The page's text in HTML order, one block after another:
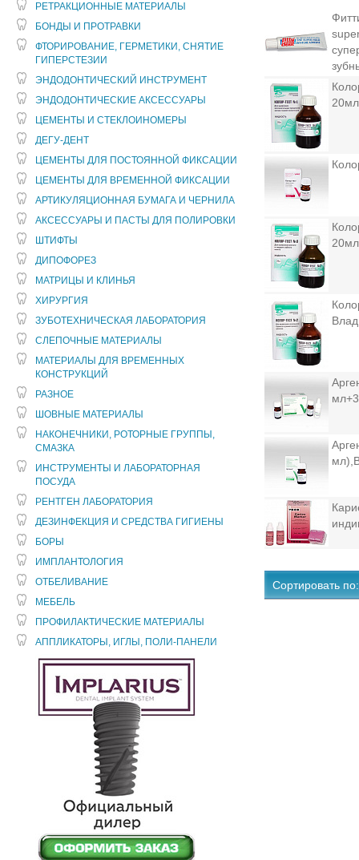
РЕТРАКЦИОННЫЕ МАТЕРИАЛЫ
БОНДЫ И ПРОТРАВКИ
ФТОРИРОВАНИЕ, ГЕРМЕТИКИ, СНЯТИЕ
ГИПЕРСТЕЗИИ
ЭНДОДОНТИЧЕСКИЙ ИНСТРУМЕНТ
ЭНДОДОНТИЧЕСКИЕ АКСЕССУАРЫ
ЦЕМЕНТЫ И СТЕКЛОИНОМЕРЫ
ДЕГУ-ДЕНТ
ЦЕМЕНТЫ ДЛЯ ПОСТОЯННОЙ ФИКСАЦИИ
ЦЕМЕНТЫ ДЛЯ ВРЕМЕННОЙ ФИКСАЦИИ
АРТИКУЛЯЦИОННАЯ БУМАГА И ЧЕРНИЛА
АКСЕССУАРЫ И ПАСТЫ ДЛЯ ПОЛИРОВКИ
ШТИФТЫ
ДИПОФОРЕЗ
МАТРИЦЫ И КЛИНЬЯ
ХИРУРГИЯ
ЗУБОТЕХНИЧЕСКАЯ ЛАБОРАТОРИЯ
СЛЕПОЧНЫЕ МАТЕРИАЛЫ
МАТЕРИАЛЫ ДЛЯ ВРЕМЕННЫХ
КОНСТРУКЦИЙ
РАЗНОЕ
ШОВНЫЕ МАТЕРИАЛЫ
НАКОНЕЧНИКИ, РОТОРНЫЕ ГРУППЫ,
СМАЗКА
ИНСТРУМЕНТЫ И ЛАБОРАТОРНАЯ
ПОСУДА
РЕНТГЕН ЛАБОРАТОРИЯ
ДЕЗИНФЕКЦИЯ И СРЕДСТВА ГИГИЕНЫ
БОРЫ
ИМПЛАНТОЛОГИЯ
ОТБЕЛИВАНИЕ
МЕБЕЛЬ
ПРОФИЛАКТИЧЕСКИЕ МАТЕРИАЛЫ
АППЛИКАТОРЫ, ИГЛЫ, ПОЛИ-ПАНЕЛИ
Сортировать по: